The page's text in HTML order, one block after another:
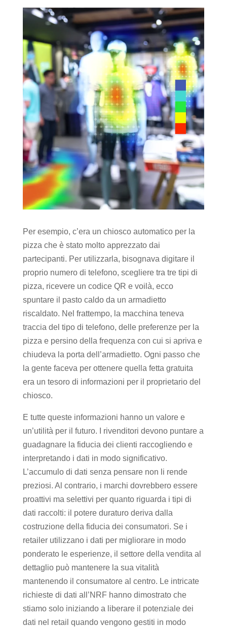
Per esempio, c’era un chiosco automatico per la
pizza che è stato molto apprezzato dai
partecipanti. Per utilizzarla, bisognava digitare il
proprio numero di telefono, scegliere tra tre tipi di
pizza, ricevere un codice QR e voilà, ecco
spuntare il pasto caldo da un armadietto
riscaldato. Nel frattempo, la macchina teneva
traccia del tipo di telefono, delle preferenze per la
pizza e persino della frequenza con cui si apriva e
chiudeva la porta dell’armadietto. Ogni passo che
la gente faceva per ottenere quella fetta gratuita
era un tesoro di informazioni per il proprietario del
chiosco.
E tutte queste informazioni hanno un valore e
un’utilità per il futuro. I rivenditori devono puntare a
guadagnare la fiducia dei clienti raccogliendo e
interpretando i dati in modo significativo.
L’accumulo di dati senza pensare non li rende
preziosi. Al contrario, i marchi dovrebbero essere
proattivi ma selettivi per quanto riguarda i tipi di
dati raccolti: il potere duraturo deriva dalla
costruzione della fiducia dei consumatori. Se i
retailer utilizzano i dati per migliorare in modo
ponderato le esperienze, il settore della vendita al
dettaglio può mantenere la sua vitalità
mantenendo il consumatore al centro. Le intricate
richieste di dati all’NRF hanno dimostrato che
stiamo solo iniziando a liberare il potenziale dei
dati nel retail quando vengono gestiti in modo